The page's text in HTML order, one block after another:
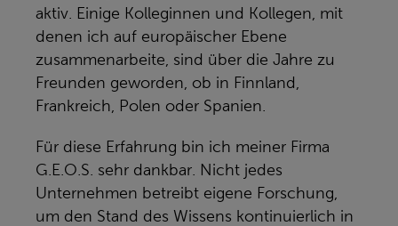
aktiv. Einige Kolleginnen und Kollegen, mit
denen ich auf europäischer Ebene
zusammenarbeite, sind über die Jahre zu
Freunden geworden, ob in Finnland,
Frankreich, Polen oder Spanien.
Für diese Erfahrung bin ich meiner Firma
G.E.O.S. sehr dankbar. Nicht jedes
Unternehmen betreibt eigene Forschung,
um den Stand des Wissens kontinuierlich in